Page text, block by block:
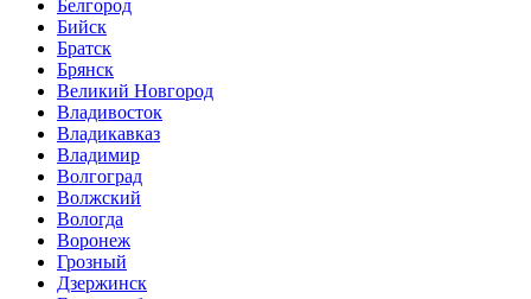
Белгород
Бийск
Братск
Брянск
Великий Новгород
Владивосток
Владикавказ
Владимир
Волгоград
Волжский
Вологда
Воронеж
Грозный
Дзержинск